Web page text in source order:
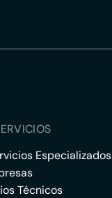
Especializados
Técnicos